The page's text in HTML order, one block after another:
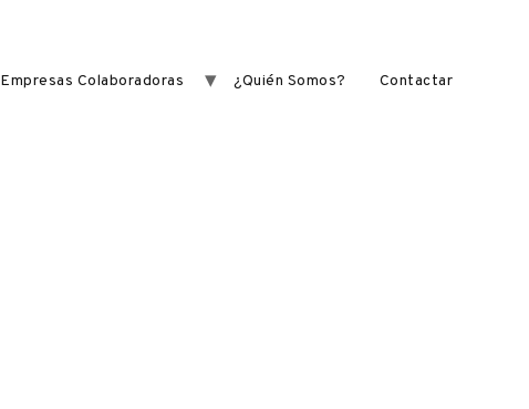
Empresas Colaboradoras ¿Quién Somos? Contactar